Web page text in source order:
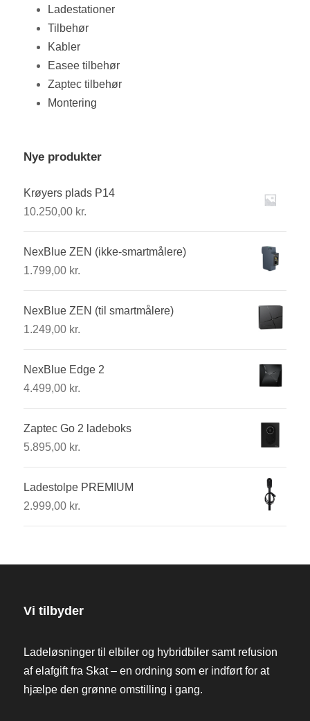
Ladestationer
Tilbehør
Kabler
Easee tilbehør
Zaptec tilbehør
Montering
Nye produkter
Krøyers plads P14
10.250,00 kr.
NexBlue ZEN (ikke-smartmålere)
1.799,00 kr.
NexBlue ZEN (til smartmålere)
1.249,00 kr.
NexBlue Edge 2
4.499,00 kr.
Zaptec Go 2 ladeboks
5.895,00 kr.
Ladestolpe PREMIUM
2.999,00 kr.
Vi tilbyder
Ladeløsninger til elbiler og hybridbiler samt refusion
af elafgift fra Skat – en ordning som er indført for at
hjælpe den grønne omstilling i gang.